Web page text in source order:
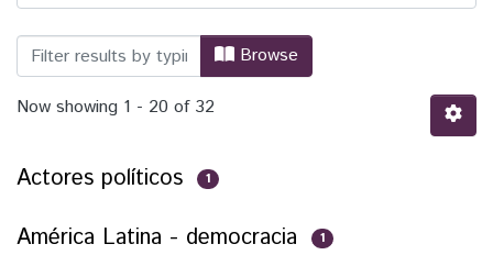
Browsing SACPS - Artigos científicos
Browse
Now showing 1 - 20 of 32
Actores políticos 1
América Latina - democracia 1